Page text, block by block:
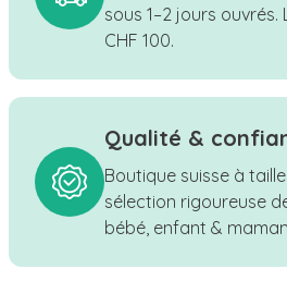
sous 1–2 jours
CHF 100.
Qualité &
Boutique suisse à
sélection rigoureuse
bébé, enfant &